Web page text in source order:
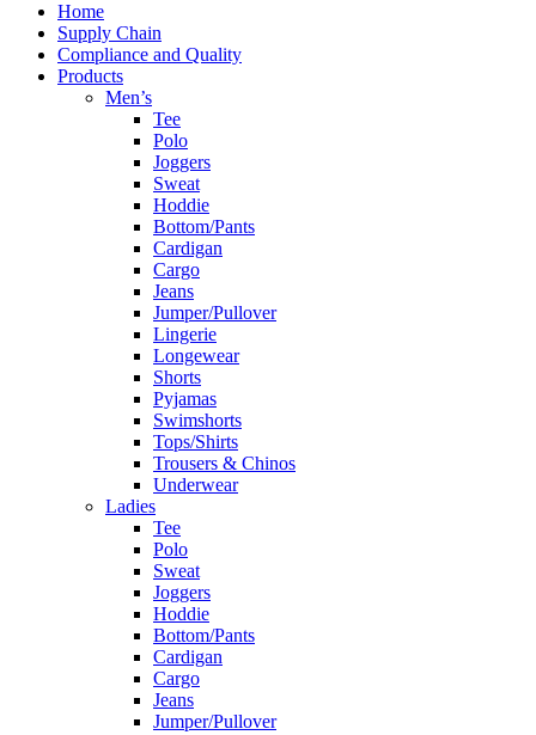
Home
Supply Chain
Compliance and Quality
Products
Men’s
Tee
Polo
Joggers
Sweat
Hoddie
Bottom/Pants
Cardigan
Cargo
Jeans
Jumper/Pullover
Lingerie
Longewear
Shorts
Pyjamas
Swimshorts
Tops/Shirts
Trousers & Chinos
Underwear
Ladies
Tee
Polo
Sweat
Joggers
Hoddie
Bottom/Pants
Cardigan
Cargo
Jeans
Jumper/Pullover